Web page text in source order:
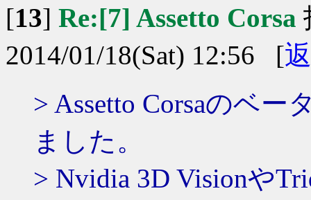
[13] Re:[7] Assetto Corsa
2014/01/18(Sat) 12:56 [
> Assetto Corsaのベー
ました。
> Nvidia 3D Visionや